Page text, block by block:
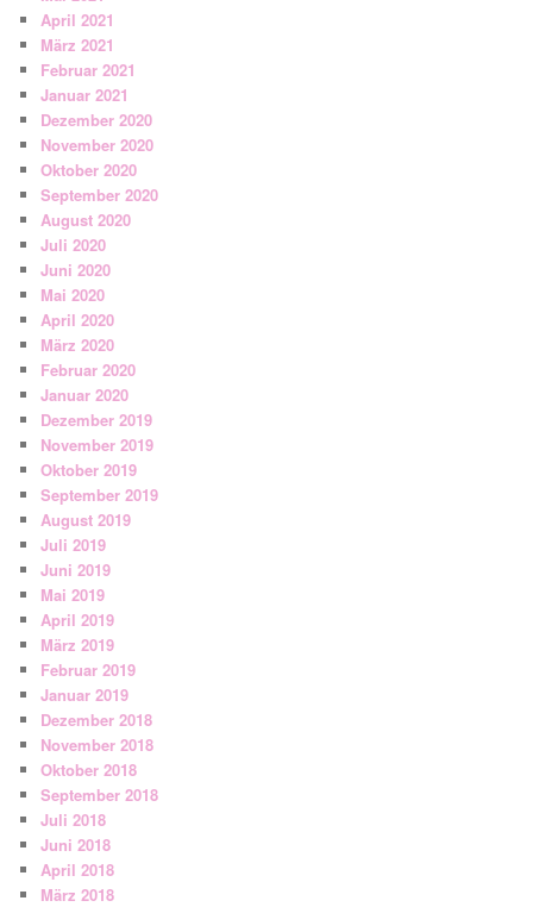
April 2021
März 2021
Februar 2021
Januar 2021
Dezember 2020
November 2020
Oktober 2020
September 2020
August 2020
Juli 2020
Juni 2020
Mai 2020
April 2020
März 2020
Februar 2020
Januar 2020
Dezember 2019
November 2019
Oktober 2019
September 2019
August 2019
Juli 2019
Juni 2019
Mai 2019
April 2019
März 2019
Februar 2019
Januar 2019
Dezember 2018
November 2018
Oktober 2018
September 2018
Juli 2018
Juni 2018
April 2018
März 2018